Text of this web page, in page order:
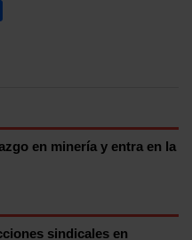
en minería y entra en la
sindicales en